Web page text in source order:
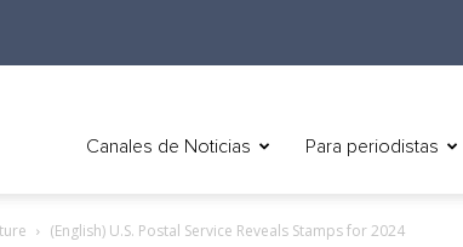
Canales de Noticias Para periodistas
(English) U.S. Postal Service Reveals Stamps for 2024